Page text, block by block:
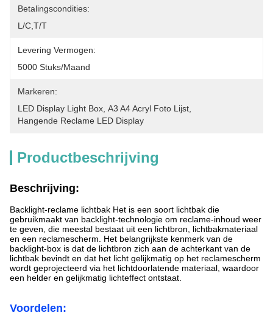
Betalingscondities:
L/C,T/T
Levering Vermogen:
5000 Stuks/maand
Markeren:
LED Display Light Box A3 A4 Acryl Foto Lijst
Hangende Reclame LED Display
Productbeschrijving
Beschrijving:
Backlight-reclame lichtbak Het is een soort lichtbak die
gebruikmaakt van backlight-technologie om reclame-inhoud weer
te geven, die meestal bestaat uit een lichtbron, lichtbakmateriaal
en een reclamescherm. Het belangrijkste kenmerk van de
backlight-box is dat de lichtbron zich aan de achterkant van de
lichtbak bevindt en dat het licht gelijkmatig op het reclamescherm
wordt geprojecteerd via het lichtdoorlatende materiaal, waardoor
een helder en gelijkmatig lichteffect ontstaat.
Voordelen: